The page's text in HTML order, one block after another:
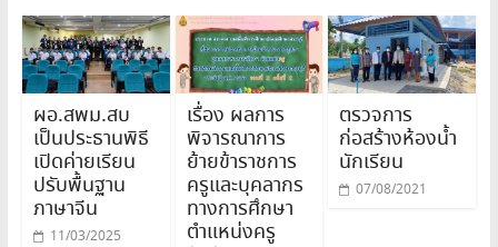
ผอ.สพม.สบ
เป็นประธานพิธี
เปิดค่ายเรียน
ปรับพื้นฐาน
ภาษาจีน
11/03/2025
เรื่อง ผลการ
พิจารณาการ
ย้ายข้าราชการ
ครูและบุคลากร
ทางการศึกษา
ตำแหน่งครู
ตรวจการ
ก่อสร้างห้องน้ำ
นักเรียน
07/08/2021